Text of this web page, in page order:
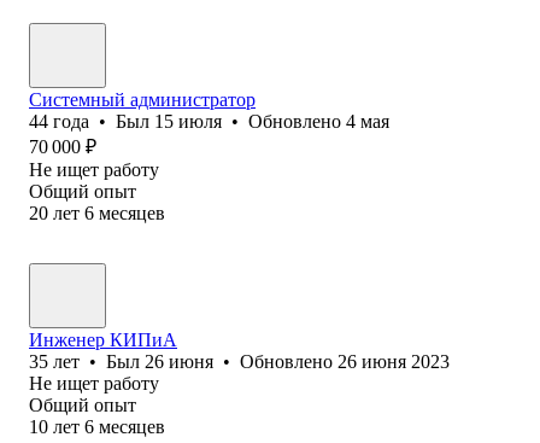
Системный администратор
44 года • Был 15 июля • Обновлено 4 мая
70 000 ₽
Не ищет работу
Общий опыт
20 лет 6 месяцев
Инженер КИПиА
35 лет • Был 26 июня • Обновлено 26 июня 2023
Не ищет работу
Общий опыт
10 лет 6 месяцев